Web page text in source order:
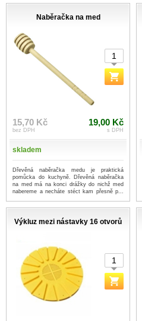
Naběračka na med
15,70 Kč
bez DPH
19,00 Kč
s DPH
skladem
Dřevěná naběračka medu je praktická
pomůcka do kuchyně. Dřevěná naběračka
na med má na konci drážky do nichž med
nabereme a necháte stéct kam přesně p...
Výkluz mezi nástavky 16 otvorů